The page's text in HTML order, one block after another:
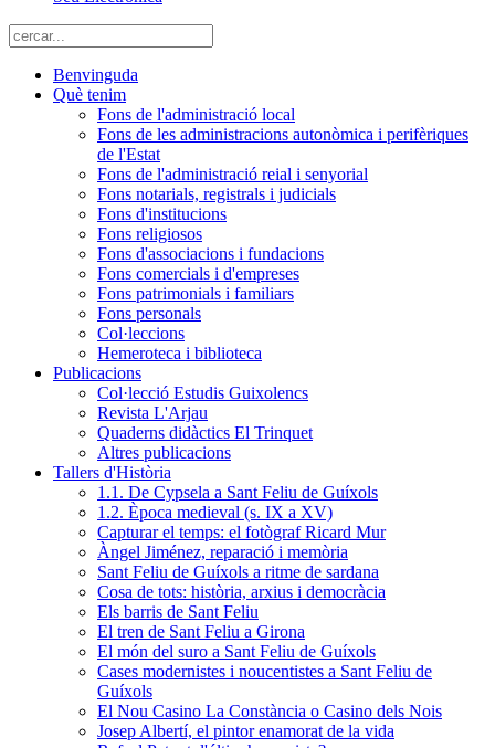
Benvinguda
Què tenim
Fons de l'administració local
Fons de les administracions autonòmica i perifèriques
de l'Estat
Fons de l'administració reial i senyorial
Fons notarials, registrals i judicials
Fons d'institucions
Fons religiosos
Fons d'associacions i fundacions
Fons comercials i d'empreses
Fons patrimonials i familiars
Fons personals
Col·leccions
Hemeroteca i biblioteca
Publicacions
Col·lecció Estudis Guixolencs
Revista L'Arjau
Quaderns didàctics El Trinquet
Altres publicacions
Tallers d'Història
1.1. De Cypsela a Sant Feliu de Guíxols
1.2. Època medieval (s. IX a XV)
Capturar el temps: el fotògraf Ricard Mur
Àngel Jiménez, reparació i memòria
Sant Feliu de Guíxols a ritme de sardana
Cosa de tots: història, arxius i democràcia
Els barris de Sant Feliu
El tren de Sant Feliu a Girona
El món del suro a Sant Feliu de Guíxols
Cases modernistes i noucentistes a Sant Feliu de
Guíxols
El Nou Casino La Constància o Casino dels Nois
Josep Albertí, el pintor enamorat de la vida